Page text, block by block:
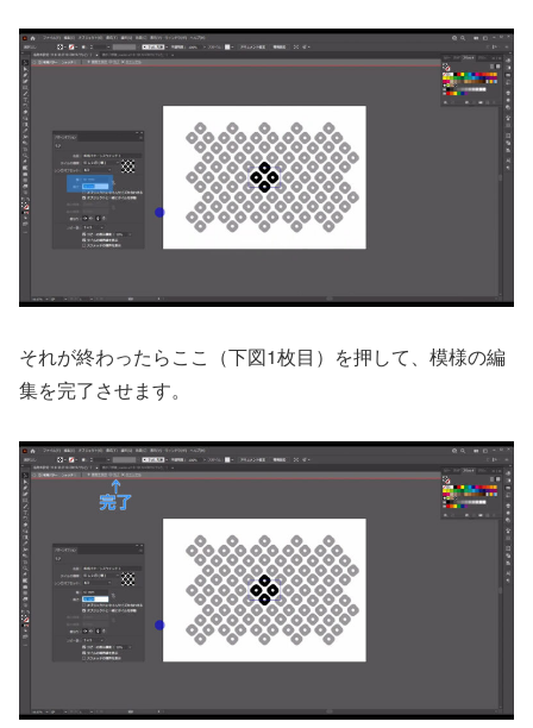
それが終わったらここ（下図1枚目）を押して、模様の編
集を完了させます。